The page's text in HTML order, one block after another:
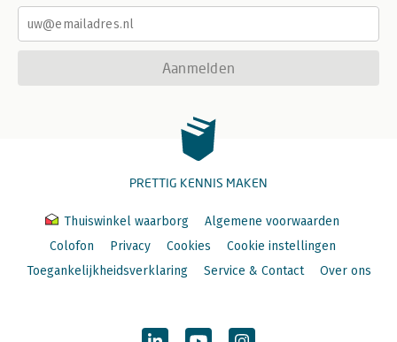
Aanmelden
PRETTIG KENNIS MAKEN
Thuiswinkel waarborg
Algemene voorwaarden
Colofon
Privacy Cookies
Cookie instellingen
Toegankelijkheidsverklaring
Service & Contact Over ons